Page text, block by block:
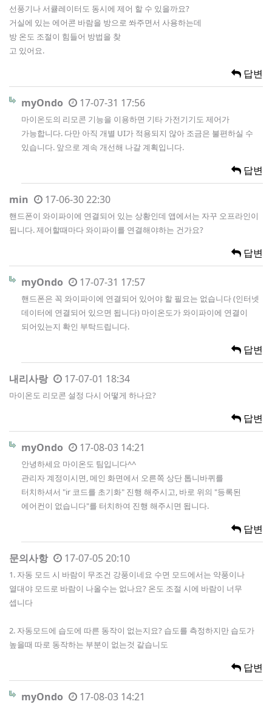
선풍기나 서큘레이터도 동시에 제어 할 수 있을까요?
거실에 있는 에어콘 바람을 방으로 쏴주면서 사용하는데
방 온도 조절이 힘들어 방법을 찾
고 있어요.
답변
myOndo 17-07-31 17:56
마이온도의 리모콘 기능을 이용하면 기타 가전기기도 제어가
가능합니다. 다만 아직 개별 UI가 적용되지 않아 조금은 불편하실 수
있습니다. 앞으로 계속 개선해 나갈 계획입니다.
답변
min 17-06-30 22:30
핸드폰이 와이파이에 연결되어 있는 상황인데 앱에서는 자꾸 오프라인이
됩니다. 제어할때마다 와이파이를 연결해야하는 건가요?
답변
myOndo 17-07-31 17:57
핸드폰은 꼭 와이파이에 연결되어 있어야 할 필요는 없습니다 (인터넷
데이터에 연결되어 있으면 됩니다) 마이온도가 와이파이에 연결이
되어있는지 확인 부탁드립니다.
답변
내리사랑 17-07-01 18:34
마이온도 리모콘 설정 다시 어떻게 하나요?
답변
myOndo 17-08-03 14:21
안녕하세요 마이온도 팀입니다^^
관리자 계정이시면, 메인 화면에서 오른쪽 상단 톱니바퀴를
터치하셔서 "ir 코드를 초기화" 진행 해주시고, 바로 위의 "등록된
에어컨이 없습니다"를 터치하여 진행 해주시면 됩니다.
답변
문의사항 17-07-05 20:10
1. 자동 모드 시 바람이 무조건 강풍이네요 수면 모드에서는 약풍이나
열대야 모드로 바람이 나올수는 없나요? 온도 조절 시에 바람이 너무
셉니다
2. 자동모드에 습도에 따른 동작이 없는지요? 습도를 측정하지만 습도가
높을때 따로 동작하는 부분이 없는것 같습니도
답변
myOndo 17-08-03 14:21